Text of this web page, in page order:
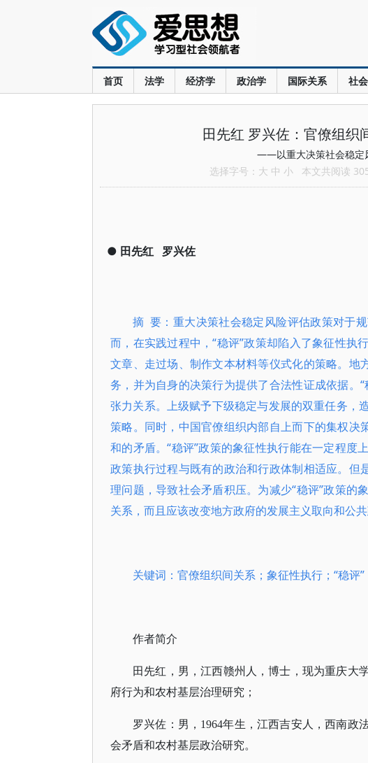
首页 法学 经济学 政治学 国际关系 社
田先红 罗兴佐：官僚组织
——以重大决策社会稳定
选择字号： 大 中 小 本文共阅读
● 田先红 罗兴佐
摘 要：重大决策社会稳定风险评估政策对于
而，在实践过程中，“稳评”政策却陷入了象征性
文章、走过场、制作文本材料等仪式化的策略。地
务，并为自身的决策行为提供了合法性证成依据。
张力关系。上级赋予下级稳定与发展的双重任务，
策略。同时，中国官僚组织内部自上而下的集权决
和的矛盾。“稳评”政策的象征性执行能在一定程
政策执行过程与既有的政治和行政体制相适应。但
理问题，导致社会矛盾积压。为减少“稳评”政策的
关系，而且应该改变地方政府的发展主义取向和公共
关键词：官僚组织间关系；象征性执行；“稳评”
作者简介
田先红，男，江西赣州人，博士，现为重庆大
府行为和农村基层治理研究；
罗兴佐：男，1964年生，江西吉安人，西南政
会矛盾和农村基层政治研究。